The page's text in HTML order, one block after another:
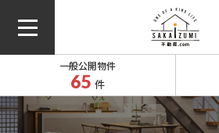
一般公開物件
65 件